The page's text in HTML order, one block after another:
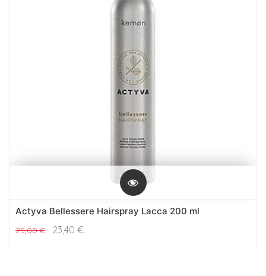
Actyva Bellessere Hairspray Lacca 200 ml
25,00€ 23,40 €